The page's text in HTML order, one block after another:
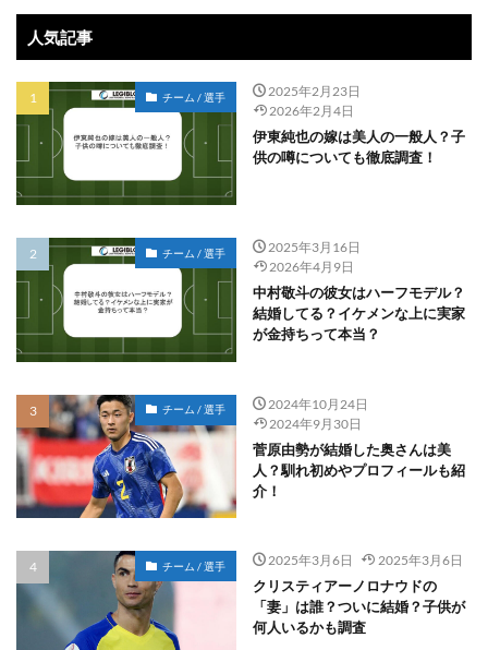
人気記事
チーム / 選手
2025年2月23日
2026年2月4日
伊東純也の嫁は美人の一般人？子
供の噂についても徹底調査！
チーム / 選手
2025年3月16日
2026年4月9日
中村敬斗の彼女はハーフモデル？
結婚してる？イケメンな上に実家
が金持ちって本当？
チーム / 選手
2024年10月24日
2024年9月30日
菅原由勢が結婚した奥さんは美
人？馴れ初めやプロフィールも紹
介！
チーム / 選手 2025年3月6日 2025年3月6日
クリスティアーノロナウドの
「妻」は誰？ついに結婚？子供が
何人いるかも調査